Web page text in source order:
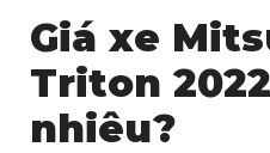
Giá xe
Triton
nhiêu?